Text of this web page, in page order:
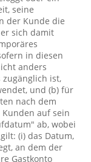
seine
der Kunde die
sich damit
in diesen
anders
zugänglich ist,
und (b) für
nach dem
auf sein
ab, wobei
(i) das Datum,
an dem der
Gastkonto